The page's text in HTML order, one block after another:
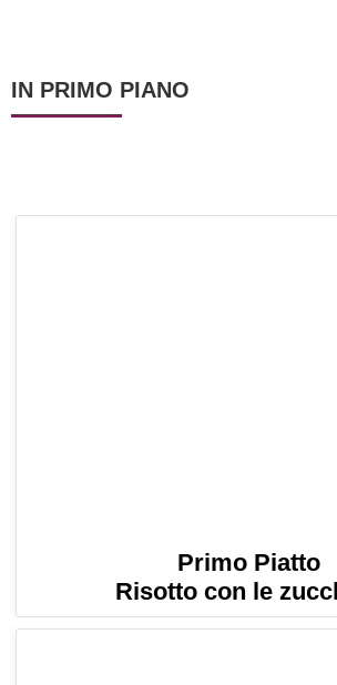
IN PRIMO PIANO
Primo Piatto
Risotto con le